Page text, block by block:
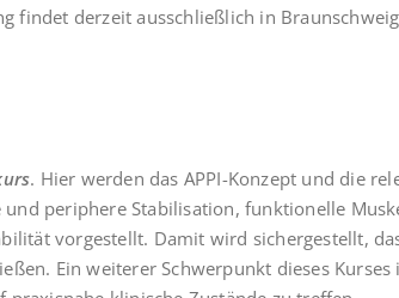
findet derzeit ausschließlich in
. Hier werden das APPI-Konzept und die
und periphere Stabilisation, funktionelle
vorgestellt. Damit wird sichergestellt,
Ein weiterer Schwerpunkt dieses Kurses